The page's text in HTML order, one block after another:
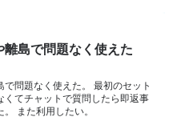
離島で問題なく使えた
で問題なく使えた。 最初のセット
くてチャットで質問したら即返事
また利用したい。